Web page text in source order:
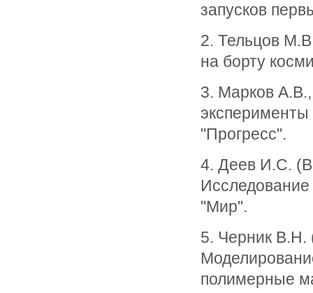
запусков
2. Тельцов
на борту
3. Марков
эксперименты
"Прогресс".
4. Деев И.С.
Исследование
"Мир".
5. Черник
полимерные